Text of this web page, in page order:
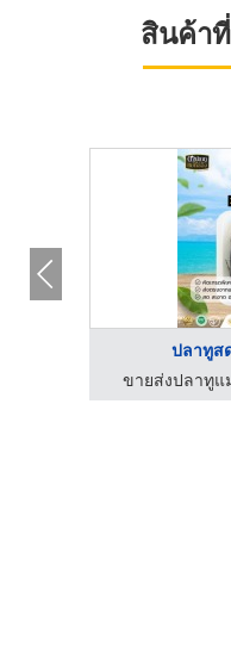
สินค้า
ปลาทูส
ขายส่งปลาทูแ